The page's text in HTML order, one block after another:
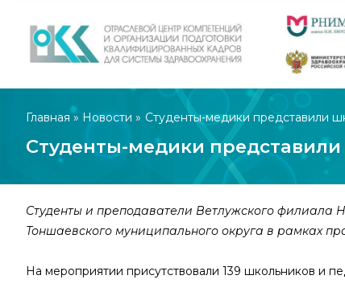
Главная » Новости » Студенты-медики представили
Студенты-медики
Студенты и преподаватели Ветлужского
Тоншаевского муниципального округа в рамках
На мероприятии присутствовали 139 школьников и